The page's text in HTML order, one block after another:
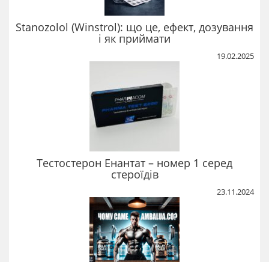
Stanozolol (Winstrol): що це, ефект, дозування
і як приймати
19.02.2025
Тестостерон Енантат – номер 1 серед
стероїдів
23.11.2024